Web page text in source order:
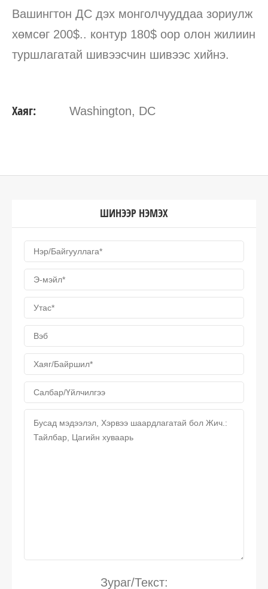
Вашингтон ДС дэх монголчууддаа зориулж
хөмсөг 200$.. контур 180$ оор олон жилиин
туршлагатай шивээсчин шивээс хийнэ.
Хаяг: Washington, DC
ШИНЭЭР НЭМЭХ
Зураг/Текст: